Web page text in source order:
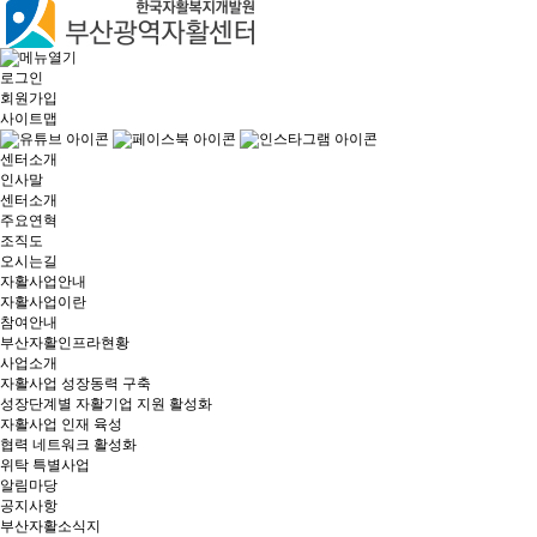
로그인
회원가입
사이트맵
센터소개
인사말
센터소개
주요연혁
조직도
오시는길
자활사업안내
자활사업이란
참여안내
부산자활인프라현황
사업소개
자활사업 성장동력 구축
성장단계별 자활기업 지원 활성화
자활사업 인재 육성
협력 네트워크 활성화
위탁 특별사업
알림마당
공지사항
부산자활소식지